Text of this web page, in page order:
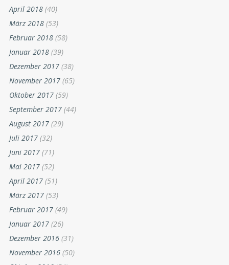
April 2018 (40)
März 2018 (53)
Februar 2018 (58)
Januar 2018 (39)
Dezember 2017 (38)
November 2017 (65)
Oktober 2017 (59)
September 2017 (44)
August 2017 (29)
Juli 2017 (32)
Juni 2017 (71)
Mai 2017 (52)
April 2017 (51)
März 2017 (53)
Februar 2017 (49)
Januar 2017 (26)
Dezember 2016 (31)
November 2016 (50)